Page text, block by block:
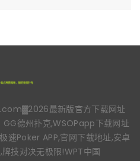
最新版官方下载网址
德州扑克,WSOPapp下载网址
速Poker APP,官网下载地址,安卓
技对决无极限!WPT中国